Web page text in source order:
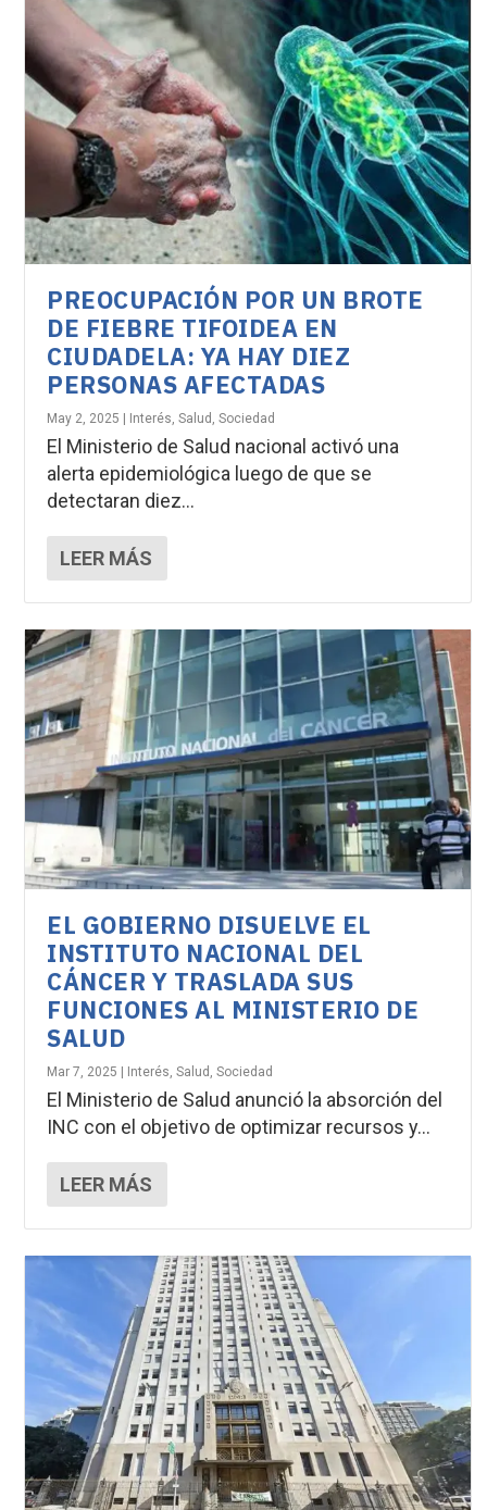
PREOCUPACIÓN POR UN BROTE
DE FIEBRE TIFOIDEA EN
CIUDADELA: YA HAY DIEZ
PERSONAS AFECTADAS
May 2, 2025 Interés,Salud ,Sociedad
El Ministerio de Salud nacional activó una
alerta epidemiológica luego de que se
detectaran diez...
LEER MÁS
EL GOBIERNO DISUELVE EL
INSTITUTO NACIONAL DEL
CÁNCER Y TRASLADA SUS
FUNCIONES AL MINISTERIO DE
SALUD
Mar 7, 2025 | Interés ,Salud ,Sociedad
El Ministerio de Salud anunció la absorción del
INC con el objetivo de optimizar recursos y...
LEER MÁS